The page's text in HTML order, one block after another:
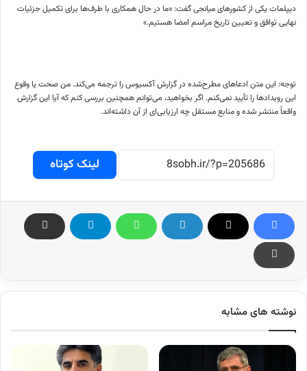
دیپلمات یکی از کشورهای میانجی گفت: «ما در حال همکاری با طرف‌ها برای تکمیل جزئیات
نهایی توافق و تعیین تاریخ مراسم امضا هستیم.»
توجه: این متن ادعاهای مطرح‌شده در گزارش آکسیوس را ترجمه می‌کند. من صحت یا وقوع
این رویدادها را تأیید نمی‌کنم. اگر بخواهید، می‌توانم همچنین بررسی کنم که آیا این گزارش
واقعاً منتشر شده و منابع مستقل چه ارزیابی‌ای از آن داشته‌اند.
لینک کوتاه
نوشته های مشابه